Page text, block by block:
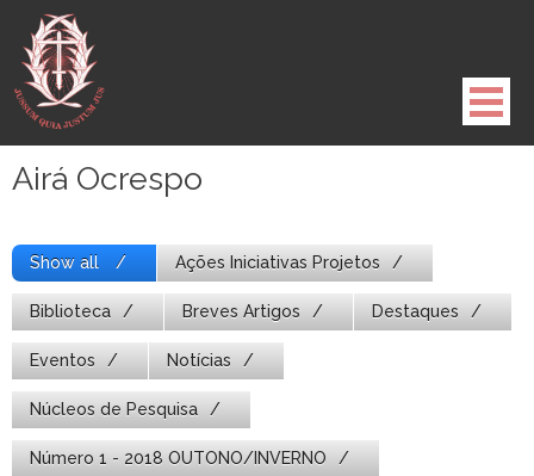
para
conteúdo
Airá Ocrespo
Show all Ações Iniciativas Projetos
Biblioteca Breves Artigos Destaques
Eventos Notícias
Núcleos de Pesquisa
Número 1 - 2018 OUTONO/INVERNO